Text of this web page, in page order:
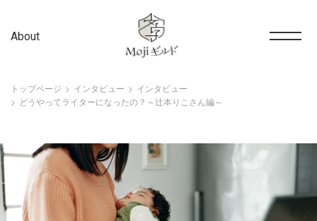
About
トップページ インタビュー
インタビュー
どうやってライターになったの？～辻本りこさん編～